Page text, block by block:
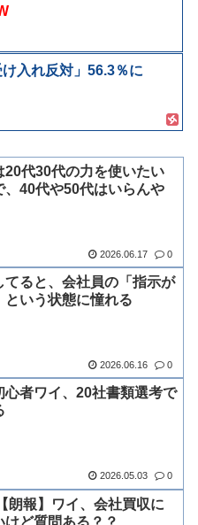
け入れ反対」56.3％に
20代30代の力を使いたい
、40代や50代はいらんや
2026.06.17 0
てると、会社員の「指示が
という状態に憧れる
2026.06.16 0
心者ワイ、20社書類選考で
2026.05.03 0
けど質問ある？？